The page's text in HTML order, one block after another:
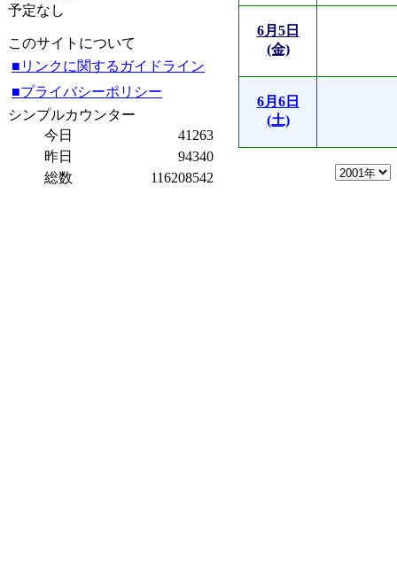
予定なし
このサイトについて
■リンクに関するガイドライン
■プライバシーポリシー
シンプルカウンター
今日
41263
昨日
94340
総数
116208542
6月5日
(金)
6月6日
(土)